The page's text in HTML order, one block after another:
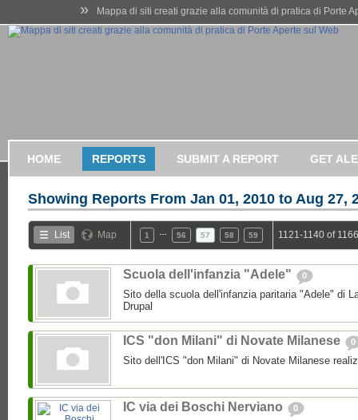
» Mappa di siti creati grazie alla comunità di pratica di Porte
HOME REPORTS SUBMIT A REPORT GET
Showing Reports From Jan 01, 2010 to Aug 27,
List Map 1 56 57 58 59 1121-1140 of
Scuola dell'infanzia "Adele" 0
Sito della scuola dell'infanzia paritaria "Adele" di
Drupal
ICS "don Milani" di Novate Milanese 0
Sito dell'ICS "don Milani" di Novate Milanese
IC via dei Boschi Nerviano 0